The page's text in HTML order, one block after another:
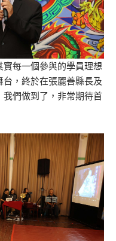
每一個參與的學員理想
，終於在張麗善縣長及
們做到了，非常期待首